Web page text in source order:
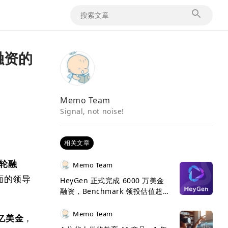
的
融
的领导
美金 ，
Memo Team
Signal, not noise!
相关文章
Memo Team
HeyGen 正式完成 6000 万美金
融资，Benchmark 领投估值超 5
Memo Team